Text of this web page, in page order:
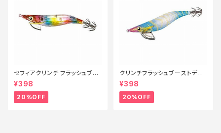
セフィアクリンチ フラッシュブー
スト 3号 QE-X30T 014【特価
ルアー】【20】
¥398
20%OFF
クリンチフラッシュブーストディ
ープ3.5号 QE−D35V ブルーエ
ビK 0【特価ルアー】【20】
¥398
20%OFF